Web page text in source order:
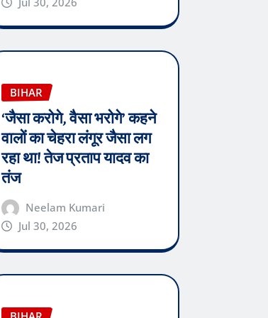
BIHAR
‘जैसा करोगे, वैसा भरोगे’ कहने
वालों का चेहरा लंगूर जैसा लग
रहा था! तेज प्रताप यादव का
तंज
Neelam Kumari
Jul 30, 2026